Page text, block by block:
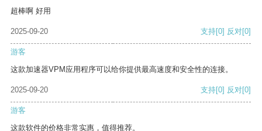
超棒啊 好用
2025-09-20 支持[0] 反对[0]
游客
这款加速器VPM应用程序可以给你提供最高速度和安全性的连接。
2025-09-20 支持[0] 反对[0]
游客
这款软件的价格非常实惠，值得推荐。